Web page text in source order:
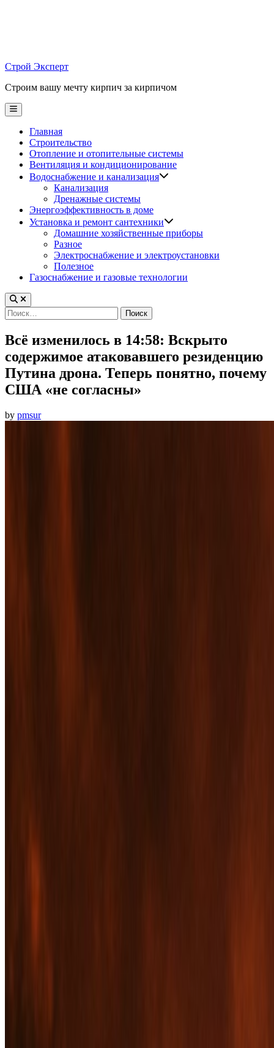
Строй Эксперт
Строим вашу мечту кирпич за кирпичом
Main
Menu
Главная
Строительство
Отопление и отопительные системы
Вентиляция и кондиционирование
Водоснабжение и канализация
Канализация
Дренажные системы
Энергоэффективность в доме
Установка и ремонт сантехники
Домашние хозяйственные приборы
Разное
Электроснабжение и электроустановки
Полезное
Газоснабжение и газовые технологии
Найти:
Всё изменилось в 14:58: Вскрыто
содержимое атаковавшего резиденцию
Путина дрона. Теперь понятно, почему
США «не согласны»
by pmsur